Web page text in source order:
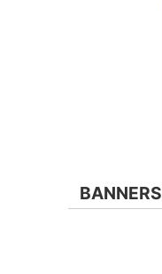
BANNERS